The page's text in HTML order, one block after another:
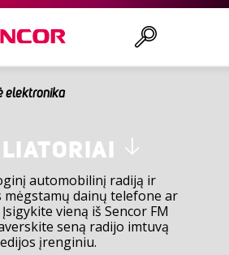
TECHNIKA
elektronika
automobilinį radiją ir
mėgstamų dainų telefone ar
vieną iš Sencor FM
seną radijo imtuvą
įrenginiu.